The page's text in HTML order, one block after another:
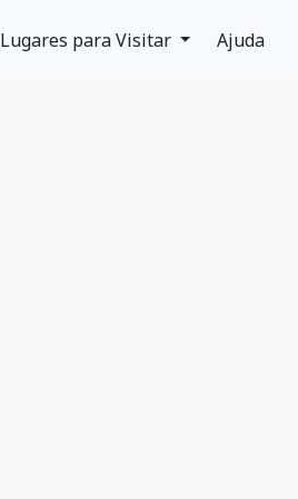
Lugares para Visitar Ajuda